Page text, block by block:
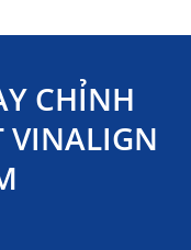
CHỈNH
VINALIGN